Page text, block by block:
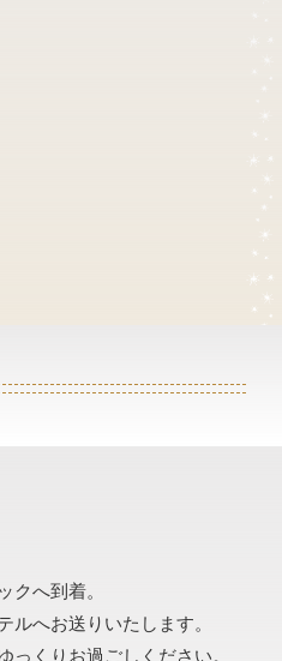
クへ到着。
ルへお送りいたします。
くりお過ごしください。